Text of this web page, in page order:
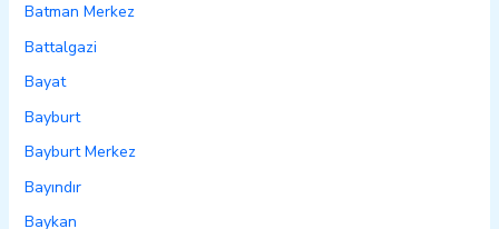
Batman Merkez
Battalgazi
Bayat
Bayburt
Bayburt Merkez
Bayındır
Baykan